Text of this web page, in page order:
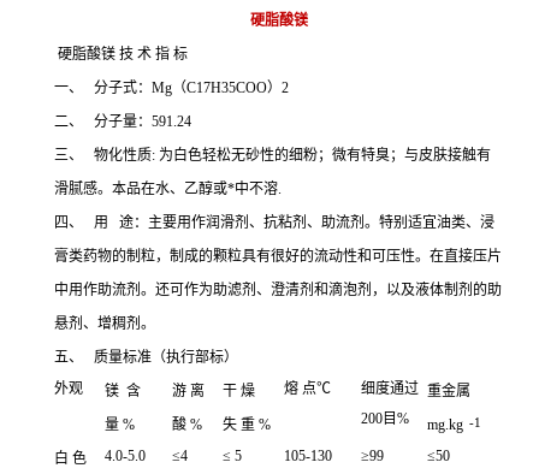
硬脂酸镁
硬脂酸镁 技 术 指 标
一、 分子式：Mg（C17H35COO）2
二、 分子量：591.24
三、 物化性质: 为白色轻松无砂性的细粉；微有特臭；与皮肤接触有
滑腻感。本品在水、乙醇或*中不溶.
四、 用 途：主要用作润滑剂、抗粘剂、助流剂。特别适宜油类、浸
膏类药物的制粒，制成的颗粒具有很好的流动性和可压性。在直接压片
中用作助流剂。还可作为助滤剂、澄清剂和滴泡剂，以及液体制剂的助
悬剂、增稠剂。
五、 质量标准（执行部标）
外观
镁 含
量 %
游 离
酸 %
干 燥
失 重 %
熔 点℃
细度通过
200目%
重金属
mg.kg -1
白 色
4.0-5.0 ≤4 ≤ 5 105-130 ≥99 ≤50